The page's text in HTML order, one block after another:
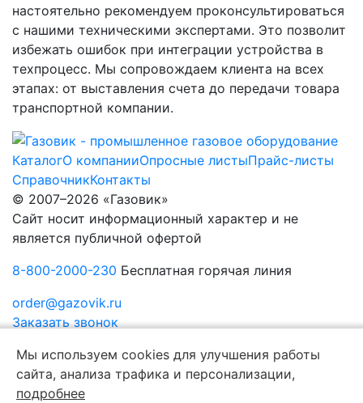
настоятельно рекомендуем проконсультироваться
с нашими техническими экспертами. Это позволит
избежать ошибок при интеграции устройства в
техпроцесс. Мы сопровождаем клиента на всех
этапах: от выставления счета до передачи товара
транспортной компании.
КаталогО компанииОпросные листыПрайс-листы
СправочникКонтакты
© 2007–2026 «Газовик»
Сайт носит информационный характер и не
является публичной офертой
8-800-2000-230 Бесплатная горячая линия
order@gazovik.ru
Заказать звонок
Мы используем cookies для улучшения работы
сайта, анализа трафика и персонализации,
подробнее